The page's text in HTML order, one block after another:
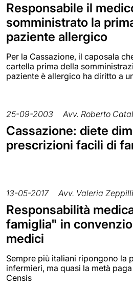
Responsabile il
somministrato la
paziente allergico
Per la Cassazione, il caposala
cartella prima della
paziente è allergico ha diritto a
25-09-2003 Avv. Roberto
Cassazione: diete
prescrizioni facili di
13-05-2017 Avv. Valeria Zeppilli
Responsabilità
famiglia" in
medici
Sempre più italiani ripongono la
infermieri, ma quasi la metà
Censis